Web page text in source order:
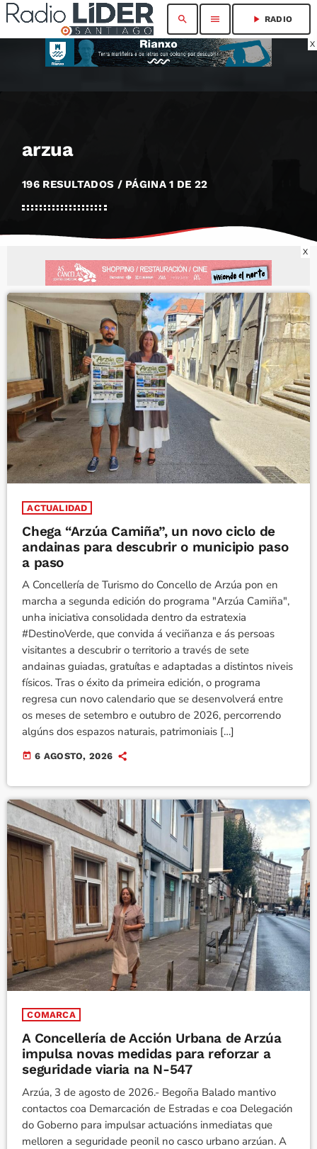
X
search menu play_arrow RADIO
arzua
196 RESULTADOS / PÁGINA 1 DE 22
X
ACTUALIDAD
Chega “Arzúa Camiña”, un novo ciclo de
andainas para descubrir o municipio paso
a paso
A Concellería de Turismo do Concello de Arzúa pon en
marcha a segunda edición do programa "Arzúa Camiña",
unha iniciativa consolidada dentro da estratexia
#DestinoVerde, que convida á veciñanza e ás persoas
visitantes a descubrir o territorio a través de sete
andainas guiadas, gratuítas e adaptadas a distintos niveis
físicos. Tras o éxito da primeira edición, o programa
regresa cun novo calendario que se desenvolverá entre
os meses de setembro e outubro de 2026, percorrendo
algúns dos espazos naturais, patrimoniais […]
today 6 AGOSTO, 2026
COMARCA
A Concellería de Acción Urbana de Arzúa
impulsa novas medidas para reforzar a
seguridade viaria na N-547
Arzúa, 3 de agosto de 2026.- Begoña Balado mantivo
contactos coa Demarcación de Estradas e coa Delegación
do Goberno para impulsar actuacións inmediatas que
melloren a seguridade peonil no casco urbano arzúan. A